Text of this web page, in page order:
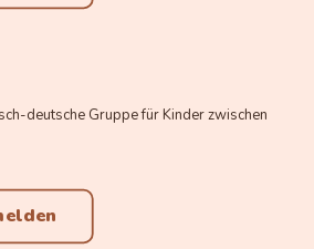
deutsche Gruppe für Kinder zwischen